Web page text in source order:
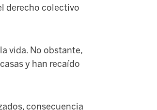
derecho colectivo
vida. No obstante,
y han recaído
consecuencia